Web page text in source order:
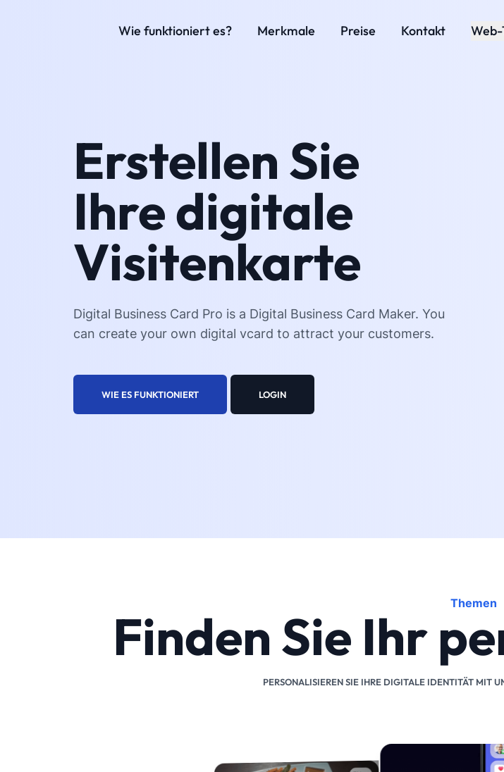
Wie funktioniert es? Merkmale Preise Kontakt Web-
Erstellen Sie
Ihre digitale
Visitenkarte
Digital Business Card Pro is a Digital Business Card Maker. You
can create your own digital vcard to attract your customers.
WIE ES FUNKTIONIERT LOGIN
Themen
Finden Sie Ihr
PERSONALISIEREN SIE IHRE DIGITALE IDENTITÄT MIT